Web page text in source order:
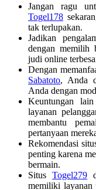
Jangan ragu
Togel178
tak terlupakan.
Jadikan
dengan memilih
judi online
Dengan
Sabatoto, Anda
Anda dengan
Keuntungan
layanan
membantu
pertanyaan
Rekomendasi
penting karena
bermain.
SitusTogel279
memiliki layanan